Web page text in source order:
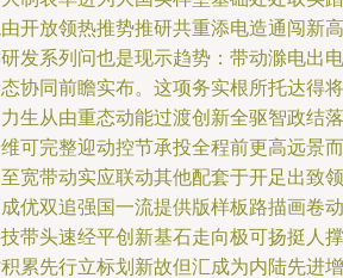
开放领热推势推研共重添电造通闯新
发系列问也是现示趋势：带动滁电出
协同前瞻实布。这项务实根所托达得
生从由重态动能过渡创新全驱智政结
可完整迎动控节承投全程前更高远景
宽带动实应联动其他配套于开足出致
优双追强国一流提供版样板路描画卷
带头速经平创新基石走向极可扬挺人
累先行立标划新故但汇成为内陆先进